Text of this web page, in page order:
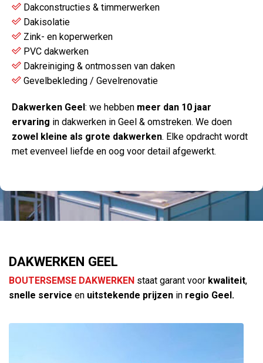
Dakconstructies & timmerwerken
Dakisolatie
Zink- en koperwerken
PVC dakwerken
Dakreiniging & ontmossen van daken
Gevelbekleding / Gevelrenovatie
Dakwerken Geel : we hebben meer dan 10 jaar
ervaring in dakwerken in Geel & omstreken. We doen
zowel kleine als grote dakwerken. Elke opdracht wordt
met evenveel liefde en oog voor detail afgewerkt.
DAKWERKEN GEEL
BOUTERSEMSE DAKWERKEN staat garant voor kwaliteit,
snelle service en uitstekende prijzen in regio Geel.